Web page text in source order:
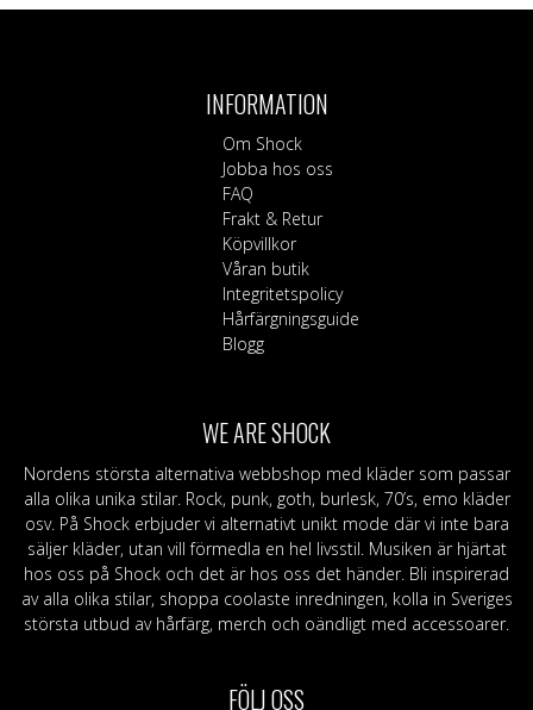
INFORMATION
Om Shock
Jobba hos oss
FAQ
Frakt & Retur
Köpvillkor
Våran butik
Integritetspolicy
Hårfärgningsguide
Blogg
WE ARE SHOCK
Nordens största alternativa webbshop med kläder som passar
alla olika unika stilar. Rock, punk, goth, burlesk, 70’s, emo kläder
osv. På Shock erbjuder vi alternativt unikt mode där vi inte bara
säljer kläder, utan vill förmedla en hel livsstil. Musiken är hjärtat
hos oss på Shock och det är hos oss det händer. Bli inspirerad
av alla olika stilar, shoppa coolaste inredningen, kolla in Sveriges
största utbud av hårfärg, merch och oändligt med accessoarer.
FÖLJ OSS